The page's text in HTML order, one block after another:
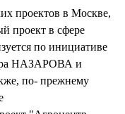
проектов в Москве,
проект в сфере
по инициативе
НАЗАРОВА и
по- прежнему